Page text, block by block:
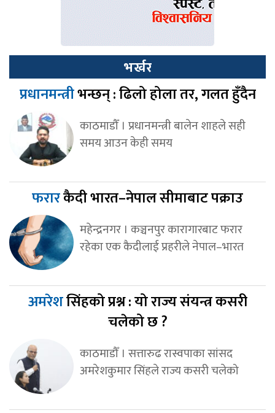
भर्खर
प्रधानमन्त्रीभन्छन् : ढिलो होला तर, गलत हुँदैन
काठमाडौँ । प्रधानमन्त्री बालेन शाहले सही
समय आउन केही समय
फरारकैदी भारत–नेपाल सीमाबाट पक्राउ
महेन्द्रनगर । कञ्चनपुर कारागारबाट फरार
रहेका एक कैदीलाई प्रहरीले नेपाल–भारत
अमरेशसिंहको प्रश्न : यो राज्य संयन्त्र कसरी
चलेको छ ?
काठमाडौँ । सत्तारुढ रास्वपाका सांसद
अमरेशकुमार सिंहले राज्य कसरी चलेको